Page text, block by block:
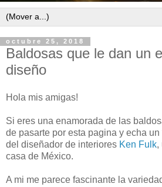
octubre 25, 2018
Baldosas que le dan un
diseño
Hola mis amigas!
Si eres una enamorada de las
de pasarte por esta pagina y echa
del diseñador de interiores Ken Fulk,
casa de México.
A mi me parece fascinante la